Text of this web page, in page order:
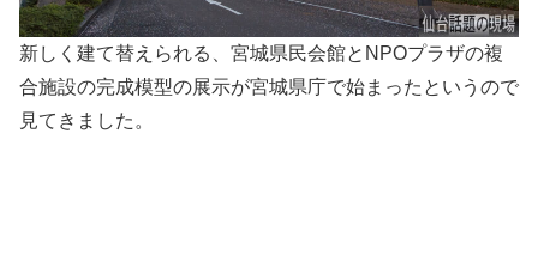
新しく建て替えられる、宮城県民会館とNPOプラザの複
合施設の完成模型の展示が宮城県庁で始まったというので
見てきました。